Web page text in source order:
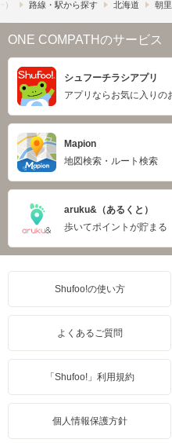
路線・駅から探す 北海道 朝
ONE COMPATHのサービス
シュフーチラシアプリ
アプリならお気に入りの
Mapion
地図検索・ルート検索
aruku&（あるくと）
歩いてポイントが貯まる
Shufoo!の使い方
よくあるご質問
「Shufoo!」利用規約
個人情報保護方針